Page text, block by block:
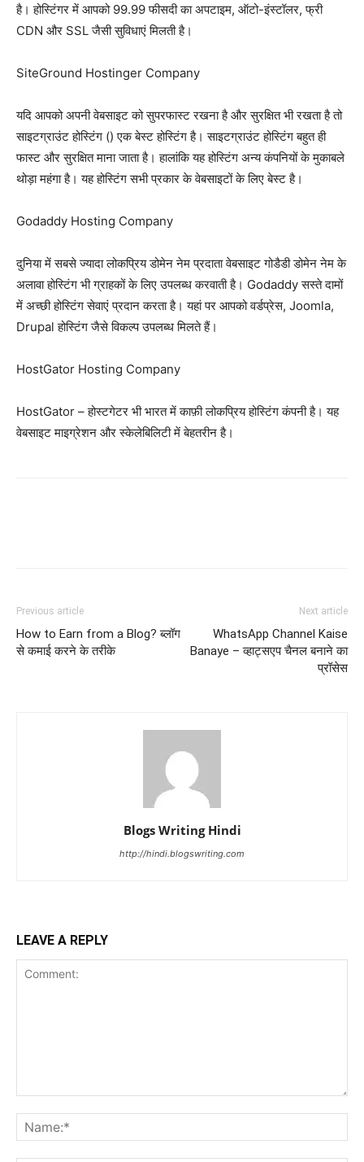
है। होस्टिंगर में आपको 99.99 फीसदी का अपटाइम, ऑटो-इंस्टॉलर, फ्री
CDN और SSL जैसी सुविधाएं मिलती है।
SiteGround Hostinger Company
यदि आपको अपनी वेबसाइट को सुपरफास्ट रखना है और सुरक्षित भी रखता है तो
साइटग्राउंट होस्टिंग () एक बेस्ट होस्टिंग है। साइटग्राउंट होस्टिंग बहुत ही
फास्ट और सुरक्षित माना जाता है। हालांकि यह होस्टिंग अन्य कंपनियों के मुकाबले
थोड़ा महंगा है। यह होस्टिंग सभी प्रकार के वेबसाइटों के लिए बेस्ट है।
Godaddy Hosting Company
दुनिया में सबसे ज्यादा लोकप्रिय डोमेन नेम प्रदाता वेबसाइट गोडैडी डोमेन नेम के
अलावा होस्टिंग भी ग्राहकों के लिए उपलब्ध करवाती है। Godaddy सस्ते दामों
में अच्छी होस्टिंग सेवाएं प्रदान करता है। यहां पर आपको वर्डप्रेस, Joomla,
Drupal होस्टिंग जैसे विकल्प उपलब्ध मिलते हैं।
HostGator Hosting Company
HostGator – होस्टगेटर भी भारत में काफ़ी लोकप्रिय होस्टिंग कंपनी है। यह
वेबसाइट माइग्रेशन और स्केलेबिलिटी में बेहतरीन है।
Previous article
How to Earn from a Blog? ब्लॉग
से कमाई करने के तरीके
Next article
WhatsApp Channel Kaise
Banaye – व्हाट्सएप चैनल बनाने का
प्रॉसेस
Blogs Writing Hindi
http://hindi.blogswriting.com
LEAVE A REPLY